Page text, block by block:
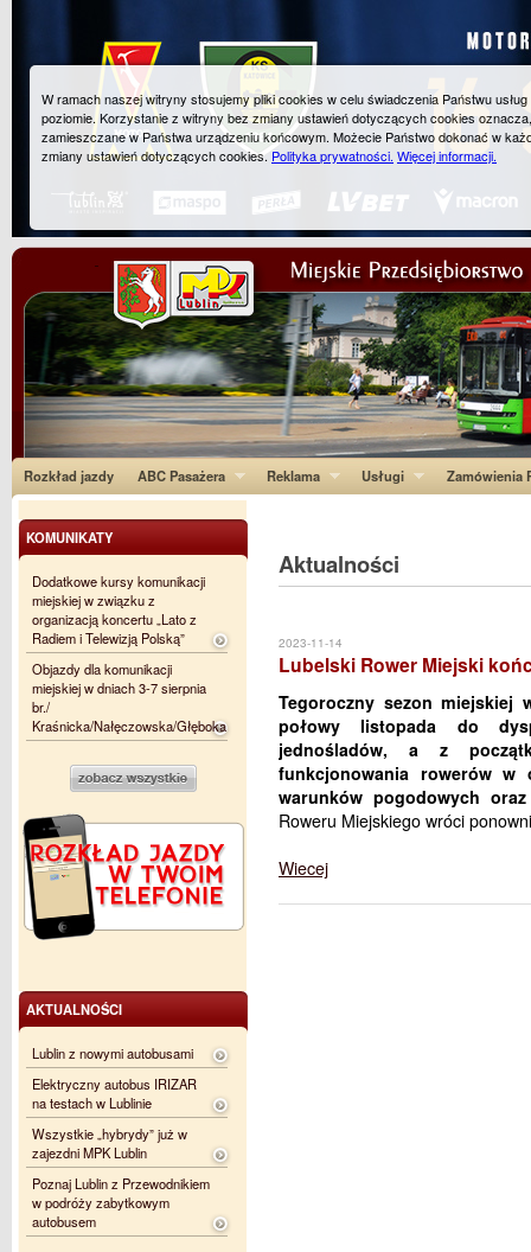
Rozkład jazdy ABC Pasażera Reklama Usługi Zamówienia
Aktualności
2023-11-14
Lubelski Rower Miejski
Tegoroczny sezon miejskiej
połowy listopada do
jednośladów, a z
funkcjonowania rowerów w
warunków pogodowych
Roweru Miejskiego wróci
Wiecej
KOMUNIKATY
Dodatkowe kursy komunikacji
miejskiej w związku z
organizacją koncertu „Lato z
Radiem i Telewizją Polską”
Objazdy dla komunikacji
miejskiej w dniach 3-7 sierpnia
br./
Kraśnicka/Nałęczowska/Głęboka
AKTUALNOŚCI
Lublin z nowymi autobusami
Elektryczny autobus IRIZAR
na testach w Lublinie
Wszystkie „hybrydy” już w
zajezdni MPK Lublin
Poznaj Lublin z Przewodnikiem
w podróży zabytkowym
autobusem
W ramach naszej witryny stosujemy pliki cookies w celu świadczenia Państwu
poziomie. Korzystanie z witryny bez zmiany ustawień dotyczących cookies
zamieszczane w Państwa urządzeniu końcowym. Możecie Państwo dokonać w
zmiany ustawień dotyczących cookies.Polityka prywatności. Więcej informacji.